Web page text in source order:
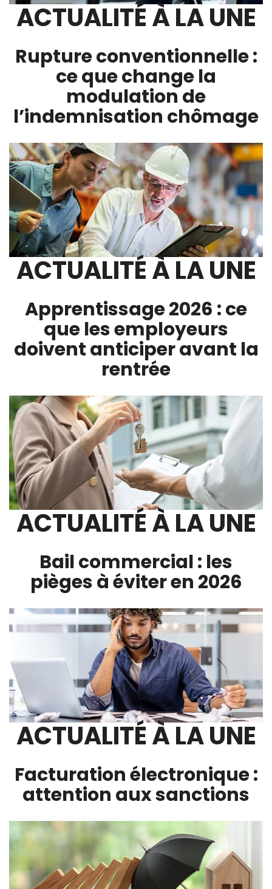
ACTUALITÉ À LA UNE
Rupture conventionnelle :
ce que change la
modulation de
l’indemnisation chômage
ACTUALITÉ À LA UNE
Apprentissage 2026 : ce
que les employeurs
doivent anticiper avant la
rentrée
ACTUALITÉ À LA UNE
Bail commercial : les
pièges à éviter en 2026
ACTUALITÉ À LA UNE
Facturation électronique :
attention aux sanctions